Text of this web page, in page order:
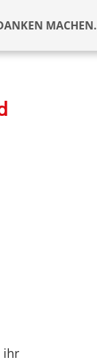
MACHEN.
ihr